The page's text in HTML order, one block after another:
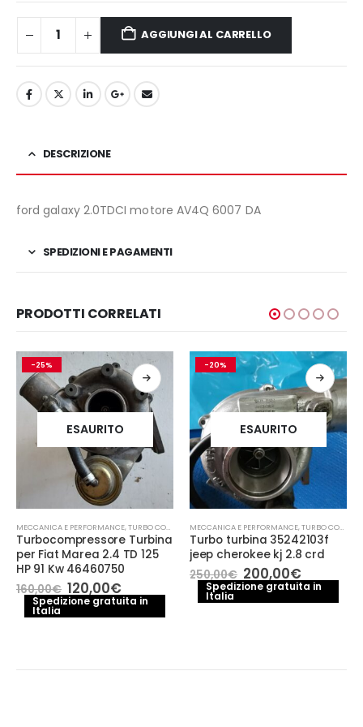
AGGIUNGI AL CARRELLO
DESCRIZIONE
ford galaxy 2.0TDCI motore AV4Q 6007 DA
SPEDIZIONI E PAGAMENTI
PRODOTTI CORRELATI
-25%
ESAURITO
MECCANICA E PERFORMANCE,TURBO COMPRESSORE- TURBINA
Turbocompressore Turbina
per Fiat Marea 2.4 TD 125
HP 91 Kw 46460750
160,00€ Il
prezzo
originale
120,00€Il
prezzo
attuale
Spedizione gratuita in
Italia
-20%
ESAURITO
MECCANICA E PERFORMANCE,TURBO COMPRESSORE- TURBINA
Turbo turbina 35242103f
jeep cherokee kj 2.8 crd
250,00€ Il
prezzo
originale
200,00€Il
prezzo
attuale
Spedizione gratuita in
Italia